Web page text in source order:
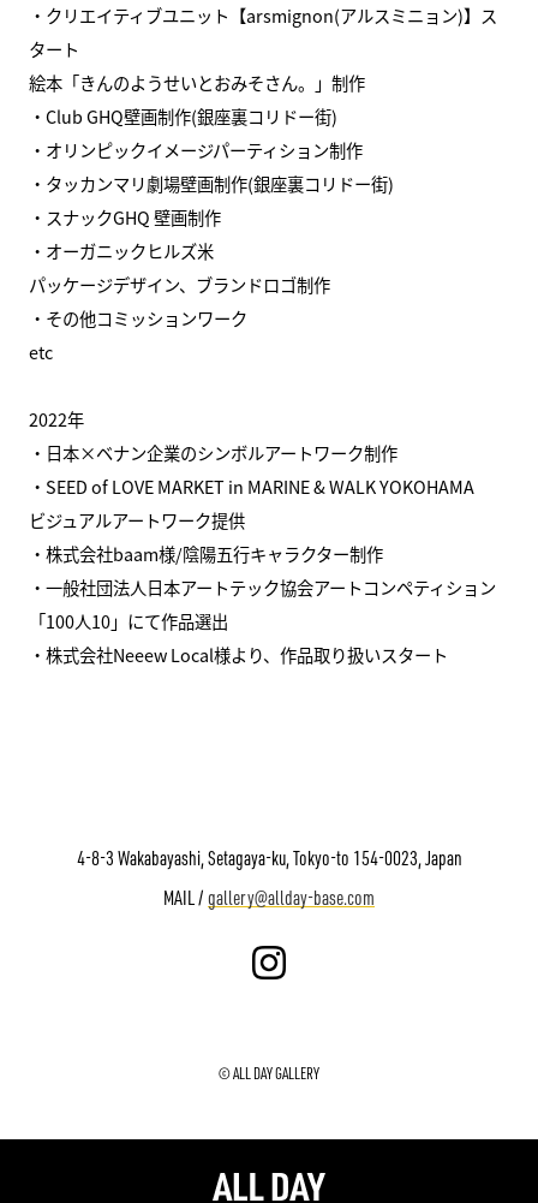
・クリエイティブユニット【arsmignon(アルスミニョン)】ス
タート
絵本「きんのようせいとおみそさん。」制作
・Club GHQ壁画制作(銀座裏コリドー街)
・オリンピックイメージパーティション制作
・タッカンマリ劇場壁画制作(銀座裏コリドー街)
・スナックGHQ 壁画制作
・オーガニックヒルズ米
パッケージデザイン、ブランドロゴ制作
・その他コミッションワーク
etc
2022年
・日本×ベナン企業のシンボルアートワーク制作
・SEED of LOVE MARKET in MARINE & WALK YOKOHAMA
ビジュアルアートワーク提供
・株式会社baam様/陰陽五行キャラクター制作
・一般社団法人日本アートテック協会アートコンペティション
「100人10」にて作品選出
・株式会社Neeew Local様より、作品取り扱いスタート
4-8-3 Wakabayashi, Setagaya-ku, Tokyo-to 154-0023, Japan
MAIL /gallery@allday-base.com
© ALL DAY GALLERY